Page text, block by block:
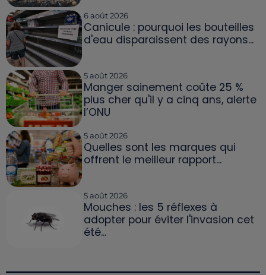
6 août 2026
Canicule : pourquoi les bouteilles
d'eau disparaissent des rayons...
5 août 2026
Manger sainement coûte 25 %
plus cher qu'il y a cinq ans, alerte
l’ONU
5 août 2026
Quelles sont les marques qui
offrent le meilleur rapport...
5 août 2026
Mouches : les 5 réflexes à
adopter pour éviter l'invasion cet
été...